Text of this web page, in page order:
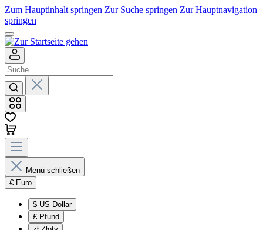
Zum Hauptinhalt springen Zur Suche springen Zur Hauptnavigation
springen
Menü schließen
€ Euro
$ US-Dollar
£ Pfund